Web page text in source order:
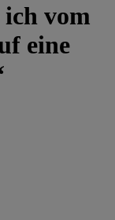
vom
eine